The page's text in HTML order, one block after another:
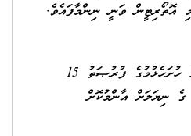
އޮތޯރިޓީން ވަނީ ނިންމާފައެވެ.
ވީމާ، މި އިޞްލާޙުތަކަށް ޚިޔާލު ހުށަހެޅުމުގެ ފުރުޞަތު 15
ނޮވެމްބަރ 2022 ގެ 14:00 ގެ ނިޔަލަށް އާންމުކޮށް